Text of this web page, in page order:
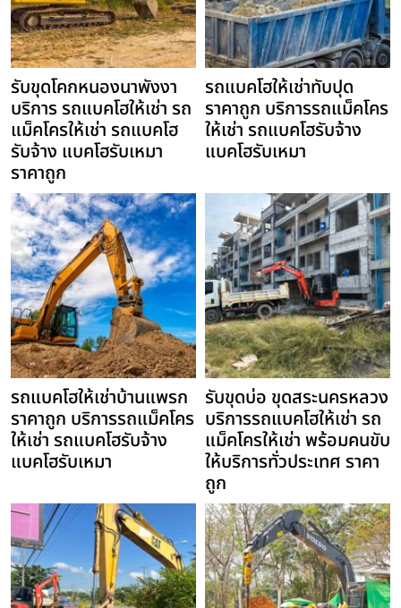
รับขุดโคกหนองนาพังงา
บริการ รถแบคโฮให้เช่า รถ
แม็คโครให้เช่า รถแบคโฮ
รับจ้าง แบคโฮรับเหมา
ราคาถูก
รถแบคโฮให้เช่าทับปุด
ราคาถูก บริการรถแม็คโคร
ให้เช่า รถแบคโฮรับจ้าง
แบคโฮรับเหมา
รถแบคโฮให้เช่าบ้านแพรก
ราคาถูก บริการรถแม็คโคร
ให้เช่า รถแบคโฮรับจ้าง
แบคโฮรับเหมา
รับขุดบ่อ ขุดสระนครหลวง
บริการรถแบคโฮให้เช่า รถ
แม็คโครให้เช่า พร้อมคนขับ
ให้บริการทั่วประเทศ ราคา
ถูก